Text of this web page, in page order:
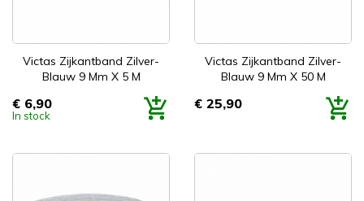
Victas Zijkantband Zilver-
Blauw 9 Mm X 5 M
Prijs
€ 6,90
In stock
Victas Zijkantband Zilver-
Blauw 9 Mm X 50 M
Prijs
€ 25,90